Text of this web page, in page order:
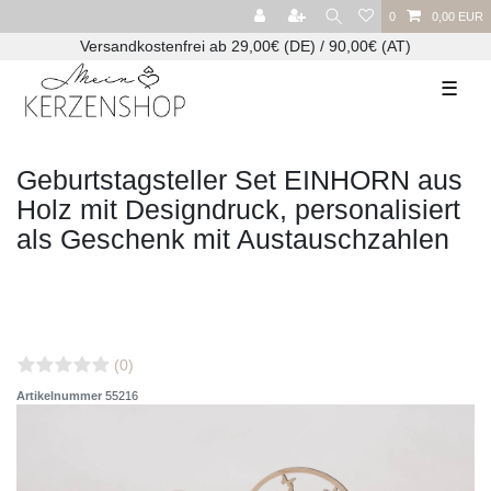
0 0,00 EUR
Versandkostenfrei ab 29,00€ (DE) / 90,00€ (AT)
☰
Geburtstagsteller Set EINHORN aus
Holz mit Designdruck, personalisiert
als Geschenk mit Austauschzahlen
(0)
Artikelnummer 55216